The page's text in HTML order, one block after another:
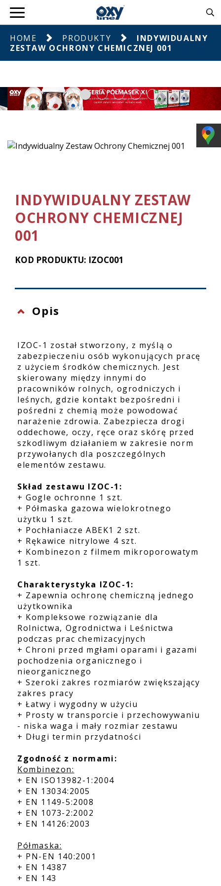
HOME PRODUKTY
INDYWIDUALNY
ZESTAW OCHRONY CHEMICZNEJ 001
INDYWIDUALNY ZESTAW
OCHRONY CHEMICZNEJ
001
KOD PRODUKTU: IZOC001
Opis
IZOC-1 został stworzony, z myślą o
zabezpieczeniu osób wykonujących pracę
z użyciem środków chemicznych. Jest
skierowany między innymi do
pracowników rolnych, ogrodniczych i
leśnych, gdzie kontakt bezpośredni i
pośredni z chemią może powodować
narażenie zdrowia. Zabezpiecza drogi
oddechowe, oczy, ręce oraz skórę przed
szkodliwym działaniem w zakresie norm
przywołanych dla poszczególnych
elementów zestawu.
Skład zestawu IZOC-1:
+ Gogle ochronne 1 szt.
+ Półmaska gazowa wielokrotnego
użytku 1 szt.
+ Pochłaniacze ABEK1 2 szt.
+ Rękawice nitrylowe 4 szt.
+ Kombinezon z filmem mikroporowatym
1 szt.
Charakterystyka IZOC-1:
+ Zapewnia ochronę chemiczną jednego
użytkownika
+ Kompleksowe rozwiązanie dla
Rolnictwa, Ogrodnictwa i Leśnictwa
podczas prac chemizacyjnych
+ Chroni przed mgłami oparami i gazami
pochodzenia organicznego i
nieorganicznego
+ Szeroki zakres rozmiarów zwiększający
zakres pracy
+ Łatwy i wygodny w użyciu
+ Prosty w transporcie i przechowywaniu
- niska waga i mały rozmiar zestawu
+ Długi termin przydatności
Zgodność z normami:
Kombinezon:
+ EN ISO13982-1:2004
+ EN 13034:2005
+ EN 1149-5:2008
+ EN 1073-2:2002
+ EN 14126:2003
Półmaska:
+ PN-EN 140:2001
+ EN 14387
+ EN 143